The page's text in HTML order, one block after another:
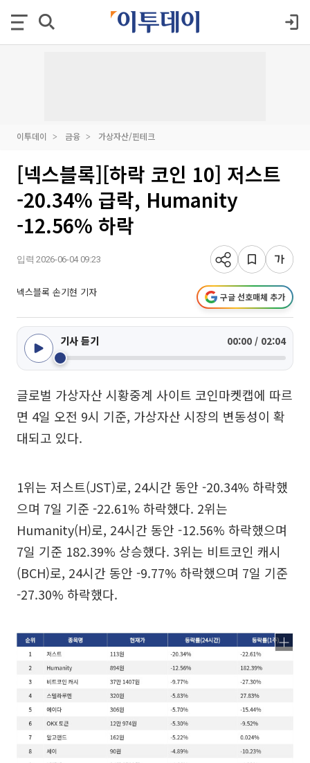
이투데이 금융 가상자산/핀테크
[넥스블록][하락 코인 10] 저스트
-20.34% 급락, Humanity
-12.56% 하락
입력 2026-06-04 09:23
넥스블록 손기현 기자 구글 선호매체 추가
기사 듣기 00:00 / 02:04
글로벌 가상자산 시황중계 사이트 코인마켓캡에 따르
면 4일 오전 9시 기준, 가상자산 시장의 변동성이 확
대되고 있다.
1위는 저스트(JST)로, 24시간 동안 -20.34% 하락했
으며 7일 기준 -22.61% 하락했다. 2위는
Humanity(H)로, 24시간 동안 -12.56% 하락했으며
7일 기준 182.39% 상승했다. 3위는 비트코인 캐시
(BCH)로, 24시간 동안 -9.77% 하락했으며 7일 기준
-27.30% 하락했다.